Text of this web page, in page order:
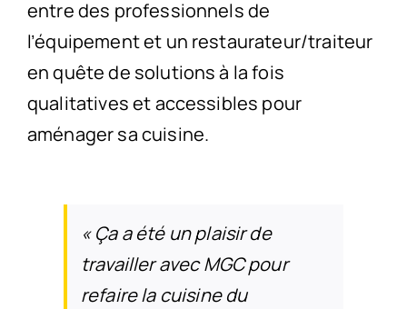
entre des professionnels de
l’équipement et un restaurateur/traiteur
en quête de solutions à la fois
qualitatives et accessibles pour
aménager sa cuisine.
«Ça a été un plaisir de
travailler avec MGC pour
refaire la cuisine du